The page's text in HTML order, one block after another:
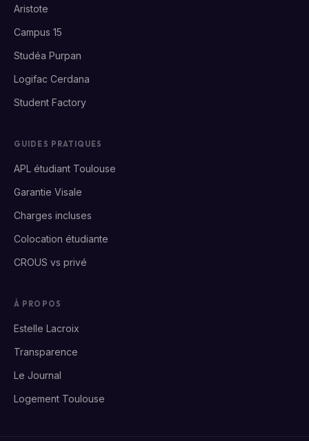
Aristote
Campus 15
Studéa Purpan
Logifac Cerdana
Student Factory
GUIDES PRATIQUES
APL étudiant Toulouse
Garantie Visale
Charges incluses
Colocation étudiante
CROUS vs privé
À PROPOS
Estelle Lacroix
Transparence
Le Journal
Logement Toulouse